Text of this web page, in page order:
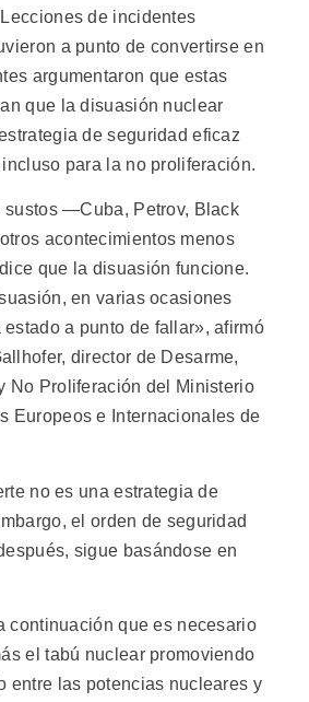
de incidentes
a punto de convertirse en
argumentaron que estas
que la disuasión nuclear
de seguridad eficaz
para la no proliferación.
sustos —Cuba, Petrov, Black
acontecimientos menos
que la disuasión funcione.
en varias ocasiones
a punto de fallar», afirmó
director de Desarme,
No Proliferación del Ministerio
Europeos e Internacionales de
no es una estrategia de
el orden de seguridad
sigue basándose en
continuación que es necesario
el tabú nuclear promoviendo
entre las potencias nucleares y